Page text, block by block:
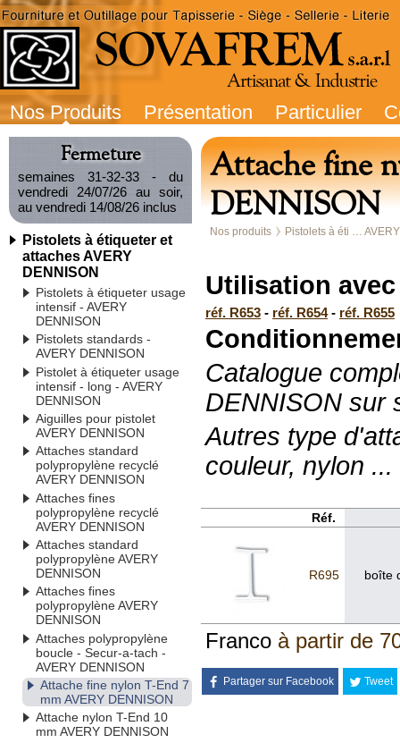
Nos Produits Présentation Particulier
Fermeture
semaines 31-32-33 - du
vendredi 24/07/26 au soir,
au vendredi 14/08/26 inclus
Pistolets à étiqueter et
attaches AVERY
DENNISON
Pistolets à étiqueter usage
intensif - AVERY
DENNISON
Pistolets standards -
AVERY DENNISON
Pistolet à étiqueter usage
intensif - long - AVERY
DENNISON
Aiguilles pour pistolet
AVERY DENNISON
Attaches standard
polypropylène recyclé
AVERY DENNISON
Attaches fines
polypropylène recyclé
AVERY DENNISON
Attaches standard
polypropylène AVERY
DENNISON
Attaches fines
polypropylène AVERY
DENNISON
Attaches polypropylène
boucle - Secur-a-tach -
AVERY DENNISON
Attache fine nylon T-End 7
mm AVERY DENNISON
Attache nylon T-End 10
mm AVERY DENNISON
Attache fine
DENNISON
Nos produits Pistolets à éti …
Utilisation
réf. R653 - réf. R654- réf. R655
Catalogue
DENNISON sur
Autres type
couleur, nylon
Réf.
R695 boîte
Franco à partir de
Partager sur Facebook Tweet